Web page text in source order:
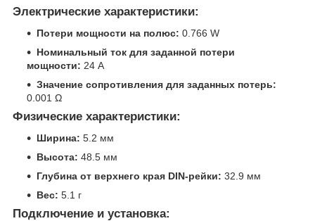
Электрические характеристики:
Потери мощности на полюс: 0.766 W
Номинальный ток для заданной потери
мощности: 24 A
Значение сопротивления для заданных потерь:
0.001 Ω
Физические характеристики:
Ширина: 5.2 мм
Высота: 48.5 мм
Глубина от верхнего края DIN-рейки: 32.9 мм
Вес: 5.1 г
Подключение и установка: